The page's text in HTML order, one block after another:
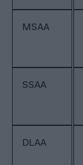
MSAA
SSAA
DLAA